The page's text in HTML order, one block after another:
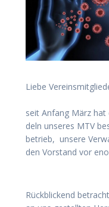
Lie­be
seit Anfang März
deln unse­res MTV
be­trieb, unse­re
den Vor­stand vor
Rück­bli­ckend